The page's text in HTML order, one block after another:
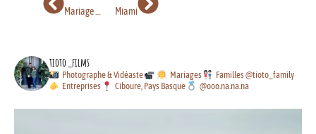
Mariage de Laurianne et Jean-Thomas Miami
tioto_films
Photographe & Vidéaste Mariages
Familles @tioto_family
Entreprises
Ciboure, Pays Basque @ooo.na.na.na